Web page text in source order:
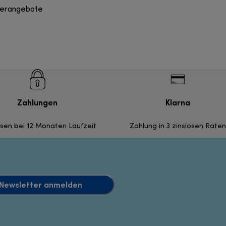
Zahlungen
bei 12 Monaten Laufzeit
Klarna
Zahlung in 3 zinslosen Raten
anmelden